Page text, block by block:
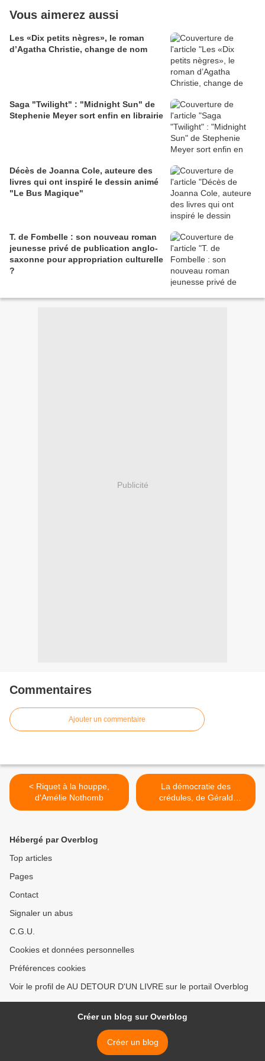
Vous aimerez aussi
Les «Dix petits nègres», le roman
d’Agatha Christie, change de nom
Saga "Twilight" : "Midnight Sun" de
Stephenie Meyer sort enfin en librairie
Décès de Joanna Cole, auteure des
livres qui ont inspiré le dessin animé
"Le Bus Magique"
T. de Fombelle : son nouveau roman
jeunesse privé de publication anglo-
saxonne pour appropriation culturelle
?
Publicité
Commentaires
Ajouter un commentaire
< Riquet à la houppe,
d'Amélie Nothomb
La démocratie des
crédules, de Gérald
Bronner >
Hébergé par Overblog
Top articles
Pages
Contact
Signaler un abus
C.G.U.
Cookies et données personnelles
Préférences cookies
Voir le profil de AU DETOUR D'UN LIVRE sur le portail Overblog
Créer un blog sur Overblog
Créer un blog